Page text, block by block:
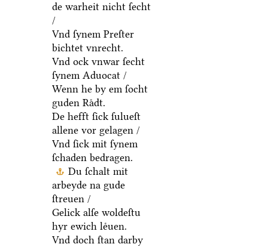
de warheit nicht ſecht
/
Vnd ſynem Preſter
bichtet vnrecht.
Vnd ock vnwar ſecht
ſynem Aduocat /
Wenn he by em ſocht
guden Raͤdt.
De hefft ſick ſulueſt
allene vor gelagen /
Vnd ſick mit ſynem
ſchaden bedragen.
Du ſchalt mit
arbeyde na gude
ſtreuen /
Gelick alſe woldeſtu
hyr ewich leͤuen.
Vnd doch ſtan darby